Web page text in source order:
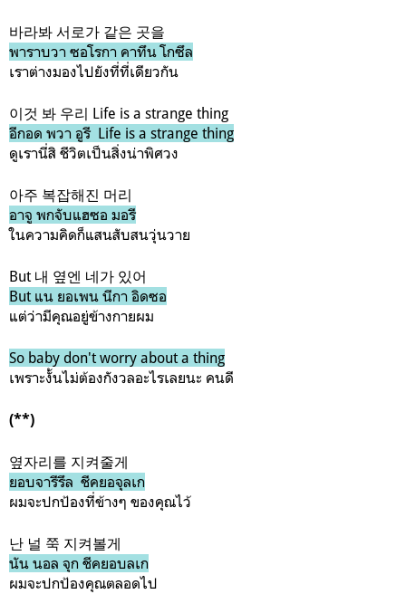
바라봐 서로가 같은 곳을
พาราบวา ซอโรกา คาทึน โกซึล
เราต่างมองไปยังที่ที่เดียวกัน
이것 봐 우리 Life is a strange thing
อีกอด พวา อูรี Life is a strange thing
ดูเรานี่สิ ชีวิตเป็นสิ่งน่าพิศวง
아주 복잡해진 머리
อาจู พกจับแฮซอ มอรี
ในความคิดก็แสนสับสนวุ่นวาย
But 내 옆엔 네가 있어
But แน ยอเพน นีกา อิดซอ
แต่ว่ามีคุณอยู่ข้างกายผม
So baby don't worry about a thing
เพราะงั้นไม่ต้องกังวลอะไรเลยนะ คนดี
(**)
옆자리를 지켜줄게
ยอบจารีรึล ชีคยอจุลเก
ผมจะปกป้องที่ข้างๆ ของคุณไว้
난 널 쭉 지켜볼게
นัน นอล จุก ชีคยอบลเก
ผมจะปกป้องคุณตลอดไป